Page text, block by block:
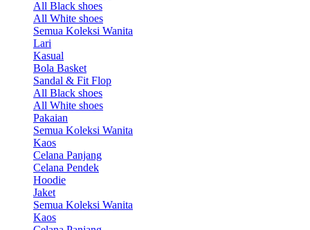
All Black shoes
All White shoes
Semua Koleksi Wanita
Lari
Kasual
Bola Basket
Sandal & Fit Flop
All Black shoes
All White shoes
Pakaian
Semua Koleksi Wanita
Kaos
Celana Panjang
Celana Pendek
Hoodie
Jaket
Semua Koleksi Wanita
Kaos